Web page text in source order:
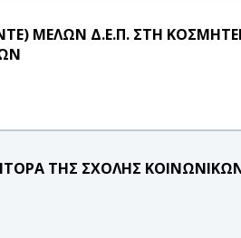
ΜΕΛΩΝ Δ.Ε.Π. ΣΤΗ
ΤΗΣ ΣΧΟΛΗΣ